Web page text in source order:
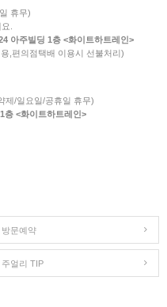
휴무)
.
아주빌딩 1층 <화이트하트레인>
,편의점택배 이용시 선불처리)
제/일요일/공휴일 휴무)
층 <화이트하트레인>
방문예약
주얼리 TIP